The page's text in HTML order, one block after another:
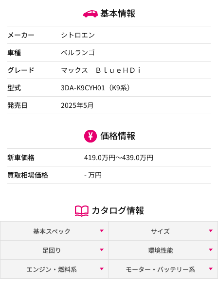
基本情報
メーカー
シトロエン
車種
ベルランゴ
グレード
マックス ＢｌｕｅＨＤｉ
型式
3DA-K9CYH01（K9系）
発売日
2025年5月
価格情報
新車価格 419.0万円～439.0万円
買取相場価格
- 万円
カタログ情報
基本スペック
サイズ
足回り
環境性能
エンジン・燃料系
モーター・バッテリー系